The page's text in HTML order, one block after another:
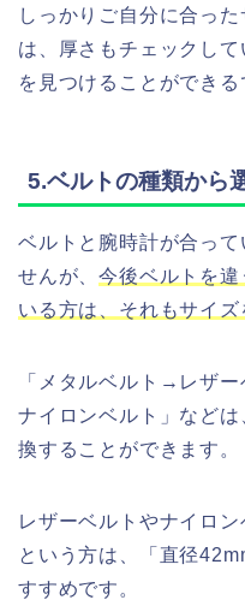
しっかりご自分に合っ
は、厚さもチェックし
を見つけることができる
5.ベルトの種類から
ベルトと腕時計が合っ
せんが、今後ベルトを違
いる方は、それもサイズ
「メタルベルト→レザ
ナイロンベルト」など
換することができます。
レザーベルトやナイロ
という方は、「直径
すすめです。